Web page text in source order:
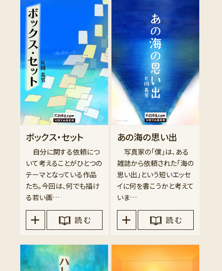
ボックス・セット
自分に関する依頼につ
いて考えることがひとつの
テーマとなっている作品
たち。今回は、何でも描け
る若い画…
読 む
あの海の思い出
写真家の「僕」は、ある
雑誌から依頼された「海の
思い出」という短いエッセ
イに何を書こうかと考えて
いま…
読 む